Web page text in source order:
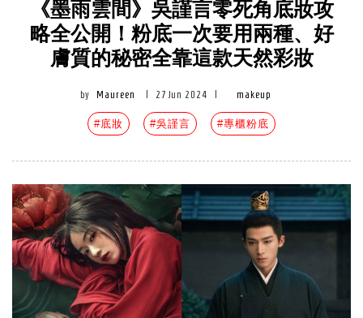
《墨雨雲間》吳謹言零死角底妝攻
略全公開！粉底一次要用兩種、好
膚質的秘密全靠這款天然彩妝
by Maureen 27 Jun 2024 makeup
#底妝 #吳謹言 #專櫃粉底